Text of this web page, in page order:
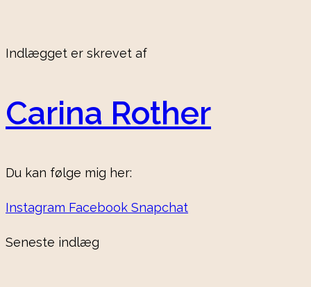
Indlægget er skrevet af
Carina Rother
Du kan følge mig her:
Instagram Facebook Snapchat
Seneste indlæg